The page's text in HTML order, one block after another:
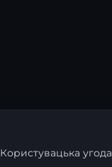
Користувацька угода